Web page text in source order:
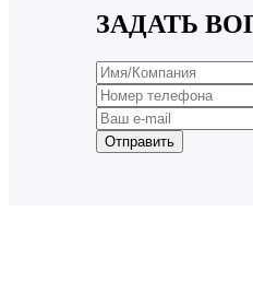
ЗАДАТЬ